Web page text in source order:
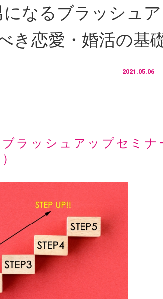
なるブラッシュ
き恋愛・婚活の基
2021.05.06
ラッシュアップセミ